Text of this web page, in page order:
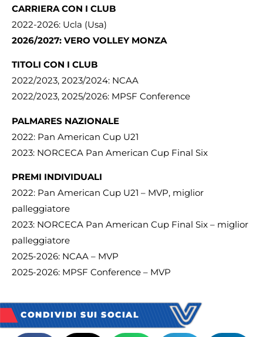
CARRIERA CON I CLUB
2022-2026: Ucla (Usa)
2026/2027: VERO VOLLEY MONZA
TITOLI CON I CLUB
2022/2023, 2023/2024: NCAA
2022/2023, 2025/2026: MPSF Conference
PALMARES NAZIONALE
2022: Pan American Cup U21
2023: NORCECA Pan American Cup Final Six
PREMI INDIVIDUALI
2022: Pan American Cup U21 – MVP, miglior
palleggiatore
2023: NORCECA Pan American Cup Final Six – miglior
palleggiatore
2025-2026: NCAA – MVP
2025-2026: MPSF Conference – MVP
CONDIVIDI SUI SOCIAL